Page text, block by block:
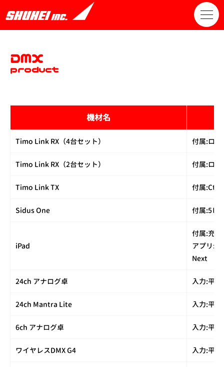
DMX
product
機材名
Timo Link RX（4台セット） 付属:ロ
Timo Link RX（2台セット） 付属:ロ
Timo Link TX 付属
Sidus One 付属:5ピ
iPad
付属:充
アプリ
Next
24ch アナログ卓 入力:平
24ch Mantra Lite 入力:平行
6ch アナログ卓 入力:平行
ワイヤレスDMX G4 入力:平